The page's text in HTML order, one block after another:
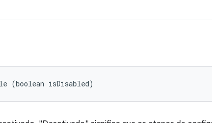
(boolean isDisabled)